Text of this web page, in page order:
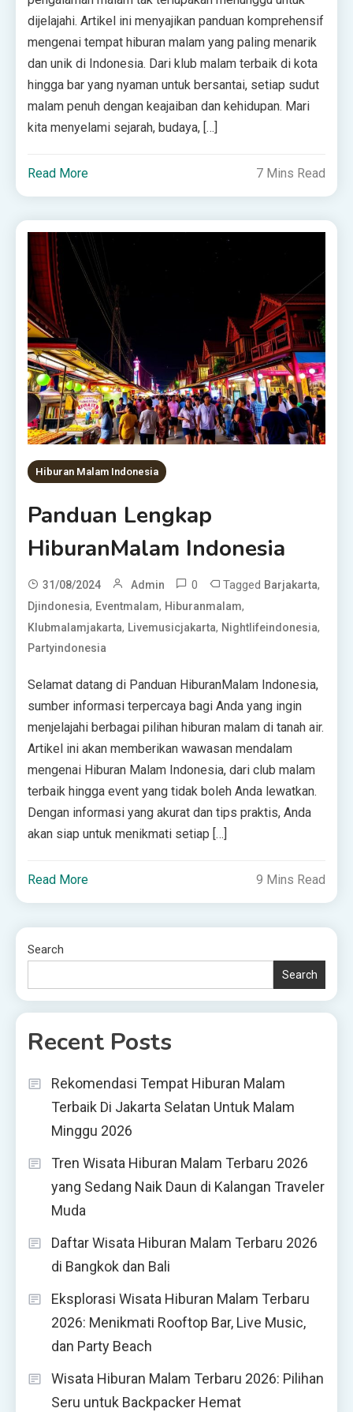
dijelajahi. Artikel ini menyajikan panduan komprehensif
mengenai tempat hiburan malam yang paling menarik
dan unik di Indonesia. Dari klub malam terbaik di kota
hingga bar yang nyaman untuk bersantai, setiap sudut
malam penuh dengan keajaiban dan kehidupan. Mari
kita menyelami sejarah, budaya, […]
Read More 7 Mins Read
Hiburan Malam Indonesia
Panduan Lengkap
HiburanMalam Indonesia
31/08/2024 Admin 0 Tagged Barjakarta,
Djindonesia, Eventmalam, Hiburanmalam,
Klubmalamjakarta, Livemusicjakarta, Nightlifeindonesia,
Partyindonesia
Selamat datang di Panduan HiburanMalam Indonesia,
sumber informasi terpercaya bagi Anda yang ingin
menjelajahi berbagai pilihan hiburan malam di tanah air.
Artikel ini akan memberikan wawasan mendalam
mengenai Hiburan Malam Indonesia, dari club malam
terbaik hingga event yang tidak boleh Anda lewatkan.
Dengan informasi yang akurat dan tips praktis, Anda
akan siap untuk menikmati setiap […]
Read More 9 Mins Read
Search
Search
Recent Posts
Rekomendasi Tempat Hiburan Malam
Terbaik Di Jakarta Selatan Untuk Malam
Minggu 2026
Tren Wisata Hiburan Malam Terbaru 2026
yang Sedang Naik Daun di Kalangan Traveler
Muda
Daftar Wisata Hiburan Malam Terbaru 2026
di Bangkok dan Bali
Eksplorasi Wisata Hiburan Malam Terbaru
2026: Menikmati Rooftop Bar, Live Music,
dan Party Beach
Wisata Hiburan Malam Terbaru 2026: Pilihan
Seru untuk Backpacker Hemat